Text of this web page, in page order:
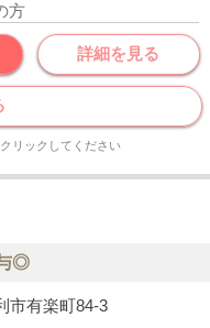
方
詳細を見る
リックしてください
◎
市有楽町84-3